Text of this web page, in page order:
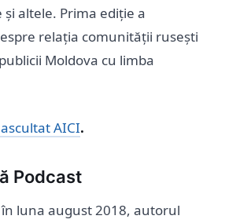
altele. Prima ediție a
relația comunității rusești
Moldova cu limba
AICI.
Podcast
luna august 2018, autorul